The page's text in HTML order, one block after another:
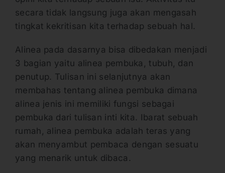
secara tidak langsung juga akan mengasah
tingkat kekritisan kita terhadap sebuah hal.
Alinea pada dasarnya bisa dibedakan menjadi
3 bagian yaitu alinea pembuka, tubuh, dan
penutup. Tulisan ini selanjutnya akan
membahas tentang alinea pembuka dimana
alinea jenis ini memiliki fungsi sebagai
pembuka dari tulisan inti kita. Ibarat sebuah
rumah, alinea pembuka adalah teras yang
akan menyambut pembaca dengan sesuatu
yang menarik untuk dibaca.